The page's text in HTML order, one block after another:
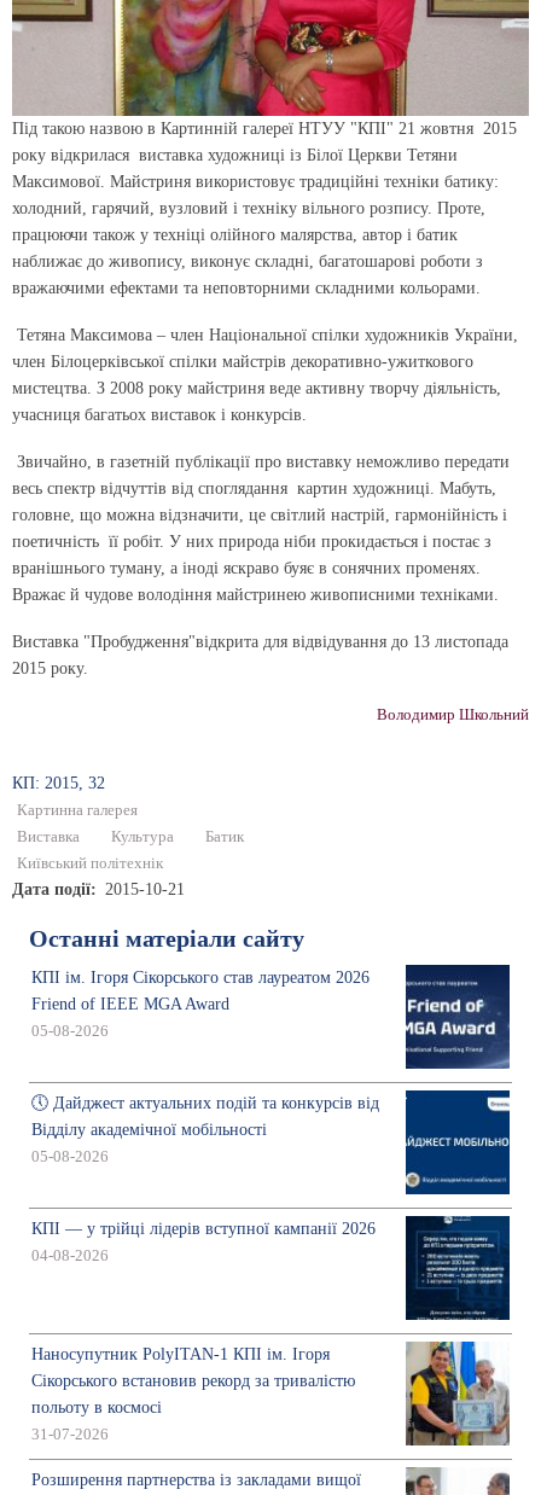
Під такою назвою в Картинній галереї НТУУ "КПІ" 21 жовтня 2015
року відкрилася виставка художниці із Білої Церкви Тетяни
Максимової. Майстриня використовує традиційні техніки батику:
холодний, гарячий, вузловий і техніку вільного розпису. Проте,
працюючи також у техніці олійного малярства, автор і батик
наближає до живопису, виконує складні, багатошарові роботи з
вражаючими ефектами та неповторними складними кольорами.
Тетяна Максимова – член Національної спілки художників України,
член Білоцерківської спілки майстрів декоративно-ужиткового
мистецтва. З 2008 року майстриня веде активну творчу діяльність,
учасниця багатьох виставок і конкурсів.
Звичайно, в газетній публікації про виставку неможливо передати
весь спектр відчуттів від споглядання картин художниці. Мабуть,
головне, що можна відзначити, це світлий настрій, гармонійність і
поетичність її робіт. У них природа ніби прокидається і постає з
вранішнього туману, а іноді яскраво буяє в сонячних променях.
Вражає й чудове володіння майстринею живописними техніками.
Виставка "Пробудження"відкрита для відвідування до 13 листопада
2015 року.
Володимир Школьний
КП: 2015, 32
Картинна галерея
Виставка
Культура
Батик
Київський політехнік
Дата події 2015-10-21
Останні матеріали сайту
КПІ ім. Ігоря Сікорського став лауреатом 2026
Friend of IEEE MGA Award
05-08-2026
🕔 Дайджест актуальних подій та конкурсів від
Відділу академічної мобільності
05-08-2026
КПІ — у трійці лідерів вступної кампанії 2026
04-08-2026
Наносупутник PolyITAN-1 КПІ ім. Ігоря
Сікорського встановив рекорд за тривалістю
польоту в космосі
31-07-2026
Розширення партнерства із закладами вищої